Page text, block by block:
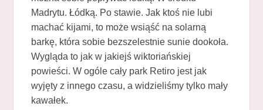
Madrytu. Łódką. Po stawie. Jak ktoś nie lubi
machać kijami, to może wsiąść na solarną
barkę, która sobie bezszelestnie sunie dookoła.
Wygląda to jak w jakiejś wiktoriańskiej
powieści. W ogóle cały park Retiro jest jak
wyjęty z innego czasu, a widzieliśmy tylko mały
kawałek.